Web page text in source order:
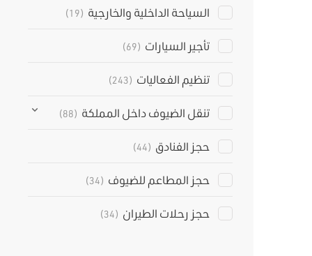
السياحة الداخلية والخارجية (19)
تأجير السيارات (69)
تنظيم الفعاليات (243)
تنقل الضيوف داخل المملكة (88)
حجز الفنادق (44)
حجز المطاعم للضيوف (34)
حجز رحلات الطيران (34)